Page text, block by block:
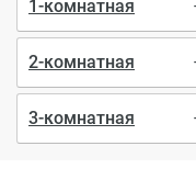
1-комнатная
2-комнатная
3-комнатная